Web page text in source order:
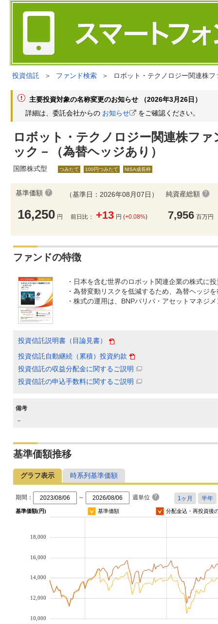
投資信託 ＞ ファンド検索 ＞ ロボット・テクノロジー関連株
主要投資対象の名称変更のお知らせ （2026年3月26日）
詳細は、委託会社からの お知らせ をご確認ください。
ロボット・テクノロジー関連株フ
ック－（為替ヘッジあり）
国際株式型 つみたて 100円つみたて NISA成長枠
基準価額
16,250 円
（基準日：2026年08月07日）
前日比： +13 円 (+0.08%)
純資産総額
7,956 百万円
ファンドの特徴
・日本を含む世界のロボット関連企業の株式に
・為替変動リスクを低減するため、為替ヘッジ
・株式の運用は、BNPパリバ・アセットマネジ
投資信託説明書（目論見書）
投資信託自動継続（累積）投資約款
投資信託の収益分配金に関するご説明
投資信託の申込手数料に関するご説明
備考
－
基準価額推移
グラフ表示 時系列基準価額
期間： ～ 週単位
基準価額(円) 基準価額 分配金込・再投資後
10,000
12,000
14,000
16,000
18,000